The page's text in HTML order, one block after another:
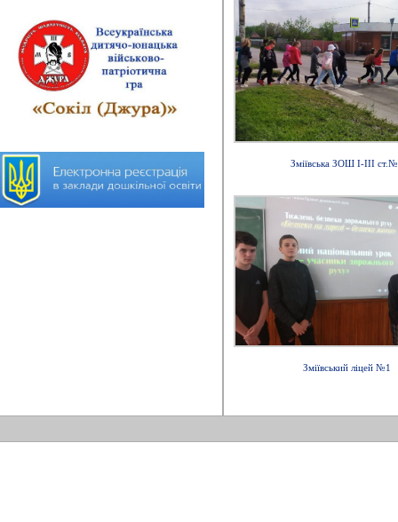
Зміївська ЗОШ І-ІІІ
Зміївський ліцей №1